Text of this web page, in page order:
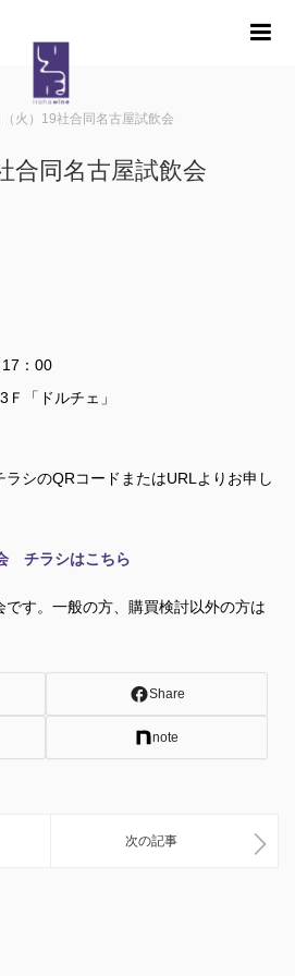
火）19社合同名古屋試飲会
合同名古屋試飲会
：00
「ドルチェ」
シのQRコードまたはURLよりお申し
チラシはこちら
す。一般の方、購買検討以外の方は
Share
note
次の記事